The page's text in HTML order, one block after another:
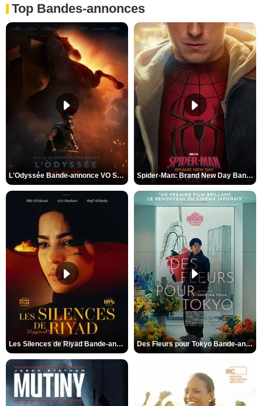
Top Bandes-annonces
L'Odyssée Bande-annonce VO STFR Spider-Man: Brand New Day Bande-annonce VO STFR
Les Silences de Riyad Bande-annonce VO STFR Des Fleurs pour Tokyo Bande-annonce VO STFR